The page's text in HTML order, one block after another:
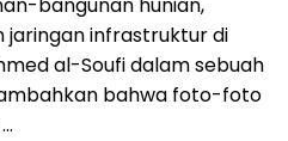
bangunan hunian,
jaringan infrastruktur di
al-Soufi dalam sebuah
bahwa foto-foto